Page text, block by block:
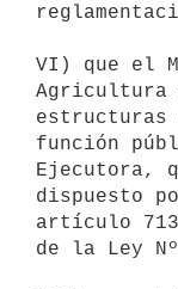
VI) que el
Agricultura
estructuras
función
Ejecutora,
dispuesto
artículo 713
de la Ley